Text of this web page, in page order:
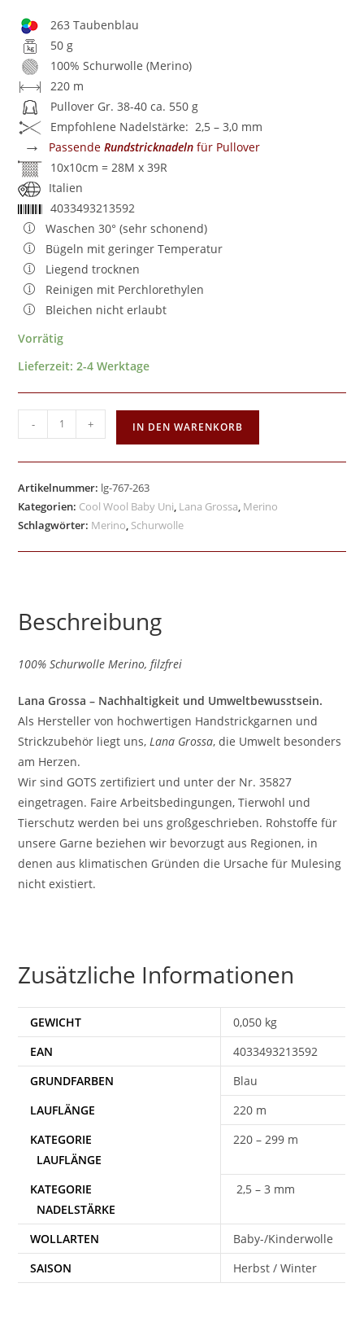
263 Taubenblau
50 g
100% Schurwolle (Merino)
220 m
Pullover Gr. 38-40 ca. 550 g
Empfohlene Nadelstärke: 2,5 – 3,0 mm
→ PassendeRundstricknadeln für Pullover
10x10cm = 28M x 39R
Italien
4033493213592
Waschen 30° (sehr schonend)
Bügeln mit geringer Temperatur
Liegend trocknen
Reinigen mit Perchlorethylen
Bleichen nicht erlaubt
Vorrätig
Lieferzeit:2-4 Werktage
- + IN DEN WARENKORB
Artikelnummer: lg-767-263
Kategorien: Cool Wool Baby Uni, Lana Grossa, Merino
Schlagwörter: Merino, Schurwolle
Beschreibung
100% Schurwolle Merino, filzfrei
Lana Grossa – Nachhaltigkeit und Umweltbewusstsein.
Als Hersteller von hochwertigen Handstrickgarnen und
Strickzubehör liegt uns,Lana Grossa, die Umwelt besonders
am Herzen.
Wir sind GOTS zertifiziert und unter der Nr. 35827
eingetragen. Faire Arbeitsbedingungen, Tierwohl und
Tierschutz werden bei uns großgeschrieben. Rohstoffe für
unsere Garne beziehen wir bevorzugt aus Regionen, in
denen aus klimatischen Gründen die Ursache für Mulesing
nicht existiert.
Zusätzliche Informationen
GEWICHT
0,050 kg
EAN
4033493213592
Blau
220 m
220 – 299 m
2,5 – 3 mm
WOLLARTEN
Baby-/Kinderwolle
SAISON
Herbst / Winter